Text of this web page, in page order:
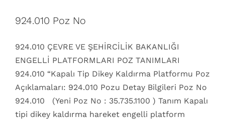
924.010 Poz No
924.010 ÇEVRE VE ŞEHİRCİLİK BAKANLIĞI
ENGELLİ PLATFORMLARI POZ TANIMLARI
924.010 “Kapalı Tip Dikey Kaldırma Platformu Poz
Açıklamaları: 924.010 Pozu Detay Bilgileri Poz No
924.010 (Yeni Poz No : 35.735.1100 ) Tanım Kapalı
tipi dikey kaldırma hareket engelli platform